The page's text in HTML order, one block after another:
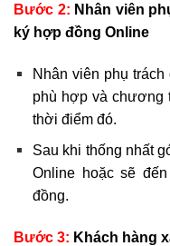
Bước 2: Nhân viên
ký hợp đồng Online
Nhân viên phụ
phù hợp và chương
thời điểm đó.
Sau khi thống nhất
Online hoặc sẽ
đồng.
Bước 3: Khách hàng